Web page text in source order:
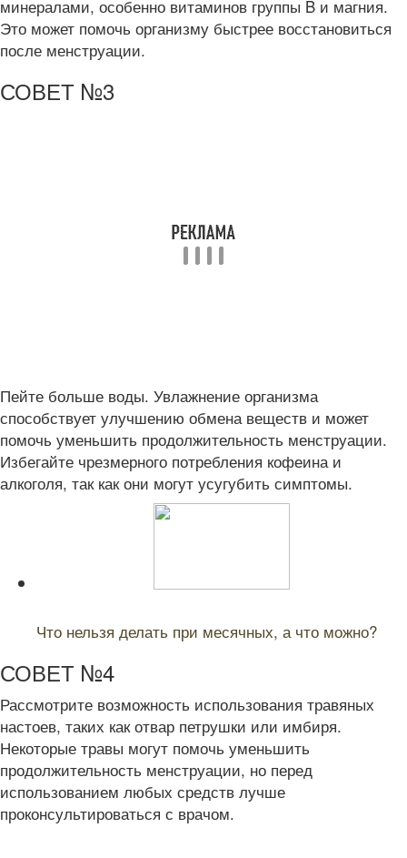
минералами, особенно витаминов группы B и магния.
Это может помочь организму быстрее восстановиться
после менструации.
СОВЕТ №3
Пейте больше воды. Увлажнение организма
способствует улучшению обмена веществ и может
помочь уменьшить продолжительность менструации.
Избегайте чрезмерного потребления кофеина и
алкоголя, так как они могут усугубить симптомы.
Что нельзя делать при месячных, а что можно?
СОВЕТ №4
Рассмотрите возможность использования травяных
настоев, таких как отвар петрушки или имбиря.
Некоторые травы могут помочь уменьшить
продолжительность менструации, но перед
использованием любых средств лучше
проконсультироваться с врачом.